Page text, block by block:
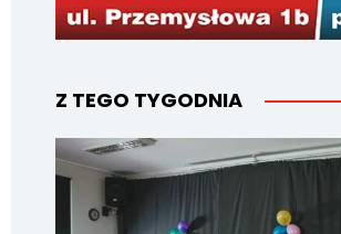
Z TEGO TYGODNIA